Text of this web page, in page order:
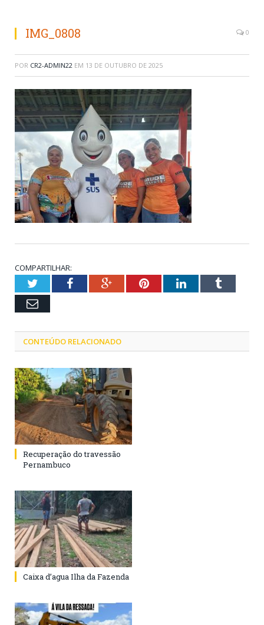
IMG_0808 0
POR CR2-ADMIN22 EM 13 DE OUTUBRO DE 2025
COMPARTILHAR:
TwitterFacebookGoogle+PinterestLinkedInTumblr
Email
CONTEÚDO RELACIONADO
Recuperação do travessão
Pernambuco
Caixa d’agua Ilha da Fazenda